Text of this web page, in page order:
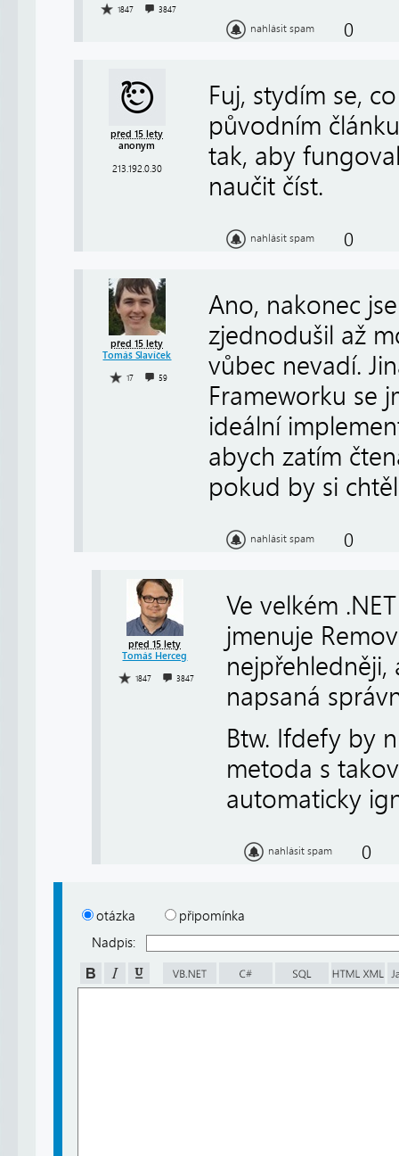
1847 3847
nahlásit spam 0
před 15 lety
anonym
213.192.0.30
Fuj, stydím se,
původním
tak, aby
naučit číst.
nahlásit spam 0
před 15 lety
Tomáš Slavíček
17 59
Ano, nakonec
zjednodušil až
vůbec nevadí.
Frameworku se
ideální
abych zatím
pokud by si
nahlásit spam 0
před 15 lety
Tomáš Herceg
1847 3847
Ve velkém
jmenuje
nejpřehledněji,
napsaná
Btw. Ifdefy by
metoda s
automaticky
nahlásit spam 0
otázka
připomínka
Nadpis: